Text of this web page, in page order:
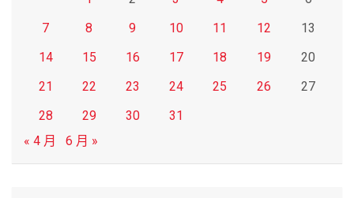
7
8 9 10 11 12
13
14
15 16 17 18 19
20
21
22 23 24 25 26
27
28
29 30
31
« 4 月
6 月 »